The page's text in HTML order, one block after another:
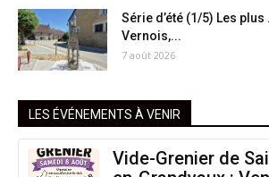
Série d’été (1/5) Les
Vernois,...
7 août 2026
LES ÉVÉNEMENTS À VENIR
Vide-Grenier de